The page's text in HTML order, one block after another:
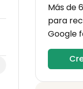
Más de
para
Google